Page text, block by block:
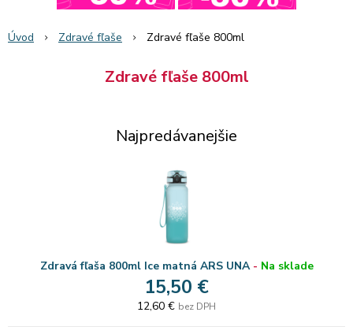
Úvod Zdravé fľaše Zdravé fľaše 800ml
Zdravé fľaše 800ml
Najpredávanejšie
Zdravá fľaša 800ml Ice matná ARS UNA- Na sklade
15,50 €
12,60 € bez DPH